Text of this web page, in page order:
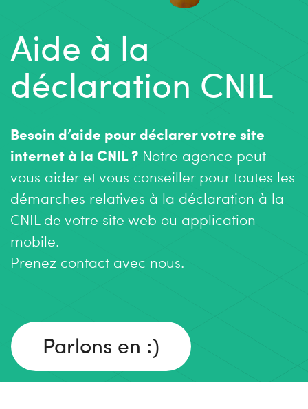
Aide à la
déclaration CNIL
Besoin d’aide pour déclarer votre site
internet à la CNIL ? Notre agence peut
vous aider et vous conseiller pour toutes les
démarches relatives à la déclaration à la
CNIL de votre site web ou application
mobile.
Prenez contact avec nous.
Parlons en :)